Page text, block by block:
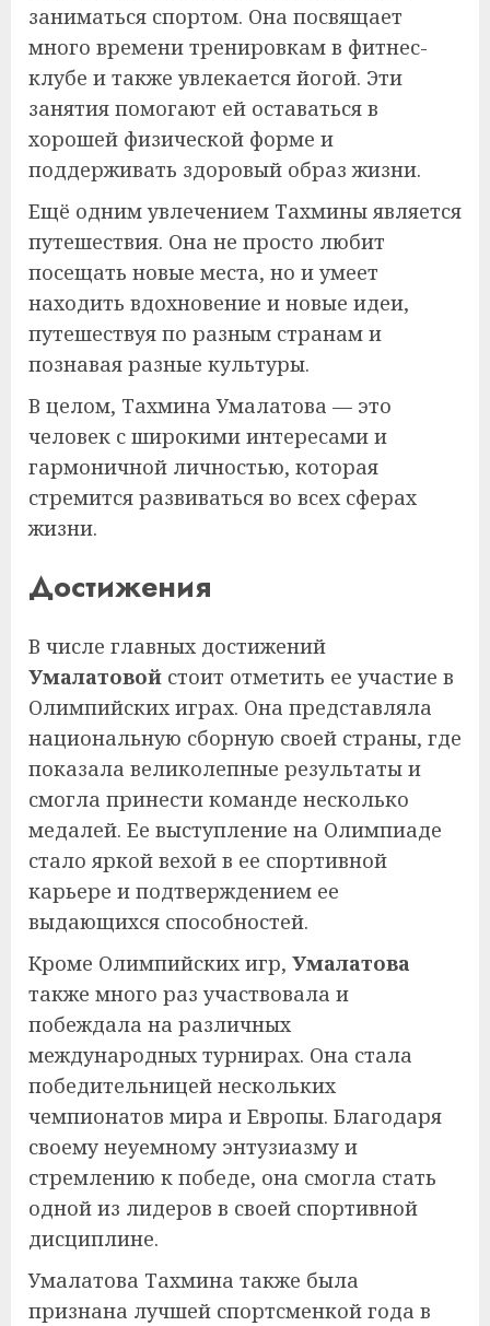
заниматься спортом. Она посвящает
много времени тренировкам в фитнес-
клубе и также увлекается йогой. Эти
занятия помогают ей оставаться в
хорошей физической форме и
поддерживать здоровый образ жизни.
Ещё одним увлечением Тахмины является
путешествия. Она не просто любит
посещать новые места, но и умеет
находить вдохновение и новые идеи,
путешествуя по разным странам и
познавая разные культуры.
В целом, Тахмина Умалатова — это
человек с широкими интересами и
гармоничной личностью, которая
стремится развиваться во всех сферах
жизни.
Достижения
В числе главных достижений
Умалатовой стоит отметить ее участие в
Олимпийских играх. Она представляла
национальную сборную своей страны, где
показала великолепные результаты и
смогла принести команде несколько
медалей. Ее выступление на Олимпиаде
стало яркой вехой в ее спортивной
карьере и подтверждением ее
выдающихся способностей.
Кроме Олимпийских игр, Умалатова
также много раз участвовала и
побеждала на различных
международных турнирах. Она стала
победительницей нескольких
чемпионатов мира и Европы. Благодаря
своему неуемному энтузиазму и
стремлению к победе, она смогла стать
одной из лидеров в своей спортивной
дисциплине.
Умалатова Тахмина также была
признана лучшей спортсменкой года в